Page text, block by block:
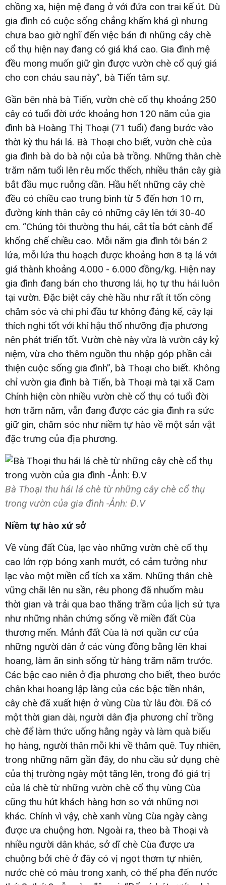
chồng xa, hiện mệ đang ở với đứa con trai kế út. Dù
gia đình có cuộc sống chẳng khấm khá gì nhưng
chưa bao giờ nghĩ đến việc bán đi những cây chè
cổ thụ hiện nay đang có giá khá cao. Gia đình mệ
đều mong muốn giữ gìn được vườn chè cổ quý giá
cho con cháu sau này”, bà Tiến tâm sự.
Gần bên nhà bà Tiến, vườn chè cổ thụ khoảng 250
cây có tuổi đời ước khoảng hơn 120 năm của gia
đình bà Hoàng Thị Thoại (71 tuổi) đang bước vào
thời kỳ thu hái lá. Bà Thoại cho biết, vườn chè của
gia đình bà do bà nội của bà trồng. Những thân chè
trăm năm tuổi lên rêu mốc thếch, nhiều thân cây già
bắt đầu mục ruỗng dần. Hầu hết những cây chè
đều có chiều cao trung bình từ 5 đến hơn 10 m,
đường kính thân cây có những cây lên tới 30-40
cm. “Chúng tôi thường thu hái, cắt tỉa bớt cành để
khống chế chiều cao. Mỗi năm gia đình tôi bán 2
lứa, mỗi lứa thu hoạch được khoảng hơn 8 tạ lá với
giá thành khoảng 4.000 - 6.000 đồng/kg. Hiện nay
gia đình đang bán cho thương lái, họ tự thu hái luôn
tại vườn. Đặc biệt cây chè hầu như rất ít tốn công
chăm sóc và chi phí đầu tư không đáng kể, cây lại
thích nghi tốt với khí hậu thổ nhưỡng địa phương
nên phát triển tốt. Vườn chè này vừa là vườn cây kỷ
niệm, vừa cho thêm nguồn thu nhập góp phần cải
thiện cuộc sống gia đình”, bà Thoại cho biết. Không
chỉ vườn gia đình bà Tiến, bà Thoại mà tại xã Cam
Chính hiện còn nhiều vườn chè cổ thụ có tuổi đời
hơn trăm năm, vẫn đang được các gia đình ra sức
giữ gìn, chăm sóc như niềm tự hào về một sản vật
đặc trưng của địa phương.
Bà Thoại thu hái lá chè từ những cây chè cổ thụ
trong vườn của gia đình -Ảnh: Đ.V​
Niềm tự hào xứ sở
Về vùng đất Cùa, lạc vào những vườn chè cổ thụ
cao lớn rợp bóng xanh mướt, có cảm tưởng như
lạc vào một miền cổ tích xa xăm. Những thân chè
vững chãi lên nu sần, rêu phong đã nhuốm màu
thời gian và trải qua bao thăng trầm của lịch sử tựa
như những nhân chứng sống về miền đất Cùa
thương mến. Mảnh đất Cùa là nơi quần cư của
những người dân ở các vùng đồng bằng lên khai
hoang, làm ăn sinh sống từ hàng trăm năm trước.
Các bậc cao niên ở địa phương cho biết, theo bước
chân khai hoang lập làng của các bậc tiền nhân,
cây chè đã xuất hiện ở vùng Cùa từ lâu đời. Đã có
một thời gian dài, người dân địa phương chỉ trồng
chè để làm thức uống hằng ngày và làm quà biếu
họ hàng, người thân mỗi khi về thăm quê. Tuy nhiên,
trong những năm gần đây, do nhu cầu sử dụng chè
của thị trường ngày một tăng lên, trong đó giá trị
của lá chè từ những vườn chè cổ thụ vùng Cùa
cũng thu hút khách hàng hơn so với những nơi
khác. Chính vì vậy, chè xanh vùng Cùa ngày càng
được ưa chuộng hơn. Ngoài ra, theo bà Thoại và
nhiều người dân khác, sở dĩ chè Cùa được ưa
chuộng bởi chè ở đây có vị ngọt thơm tự nhiên,
nước chè có màu trong xanh, có thể pha đến nước